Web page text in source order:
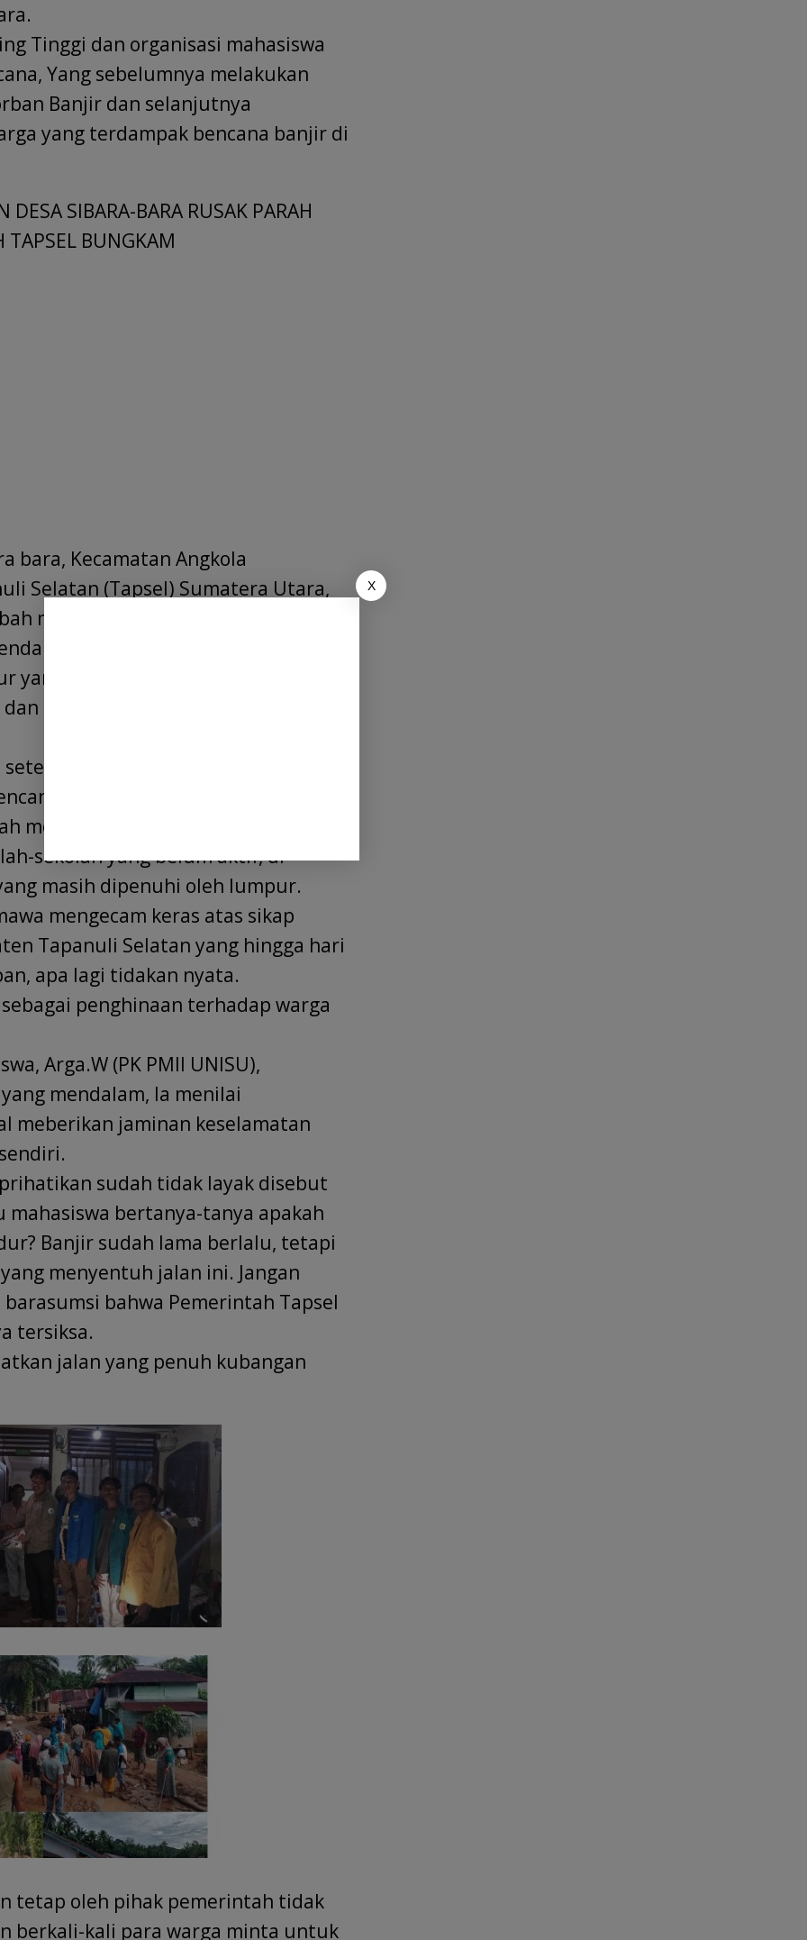
Tinggi dan organisasi mahasiswa
Yang sebelumnya melakukan
Banjir dan selanjutnya
yang terdampak bencana banjir di
DESA SIBARA-BARA RUSAK PARAH
TAPSEL BUNGKAM
bara, Kecamatan Angkola
Selatan (Tapsel) Sumatera Utara,
menjadi kubangan lumpur yang
kecil. Namun, yang menyakiti
yang dalam, melainkan sikap
seakan-akan tuli terhadap nasib
melakukan penyaluran donasi
alam, dimana akses jalan
menyerupai jalur maut.
sekolah yang belum aktif, di
masih dipenuhi oleh lumpur.
mengecam keras atas sikap
Tapanuli Selatan yang hingga hari
apa lagi tidakan nyata.
penghinaan terhadap warga
Arga.W (PK PMII UNISU),
mendalam, Ia menilai
meberikan jaminan keselamatan
sudah tidak layak disebut
mahasiswa bertanya-tanya apakah
Banjir sudah lama berlalu, tetapi
menyentuh jalan ini. Jangan
bahwa Pemerintah Tapsel
tersiksa.
jalan yang penuh kubangan
tetap oleh pihak pemerintah tidak
berkali-kali para warga minta untuk
X